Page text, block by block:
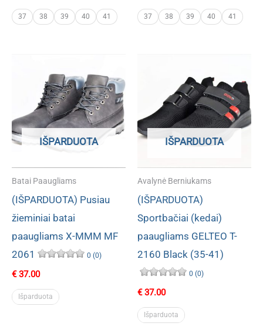
was:
€ 36.80.
is:
€ 22.60.
37 38 39 40 41
was:
€ 36.80.
is:
€ 22.60.
37 38 39 40 41
IŠPARDUOTA
Batai Paaugliams
(IŠPARDUOTA) Pusiau
žieminiai batai
paaugliams X-MMM MF
2061
0 (0)
€37.00
Išparduota
IŠPARDUOTA
Avalynė Berniukams
(IŠPARDUOTA)
Sportbačiai (kedai)
paaugliams GELTEO T-
2160 Black (35-41)
0 (0)
€37.00
Išparduota